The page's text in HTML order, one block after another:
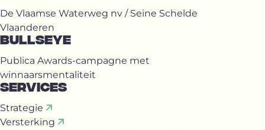
De Vlaamse Waterweg nv / Seine Schelde
Vlaanderen
BULLSEYE
Publica Awards-campagne met
winnaarsmentaliteit
SERVICES
Strategie
Versterking